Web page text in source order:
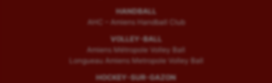
HANDBALL
AHC – Amiens Handball Club
VOLLEY-BALL
Amiens Métropole Volley Ball
Longueau Amiens Metropole Volley Ball
HOCKEY-SUR-GAZON